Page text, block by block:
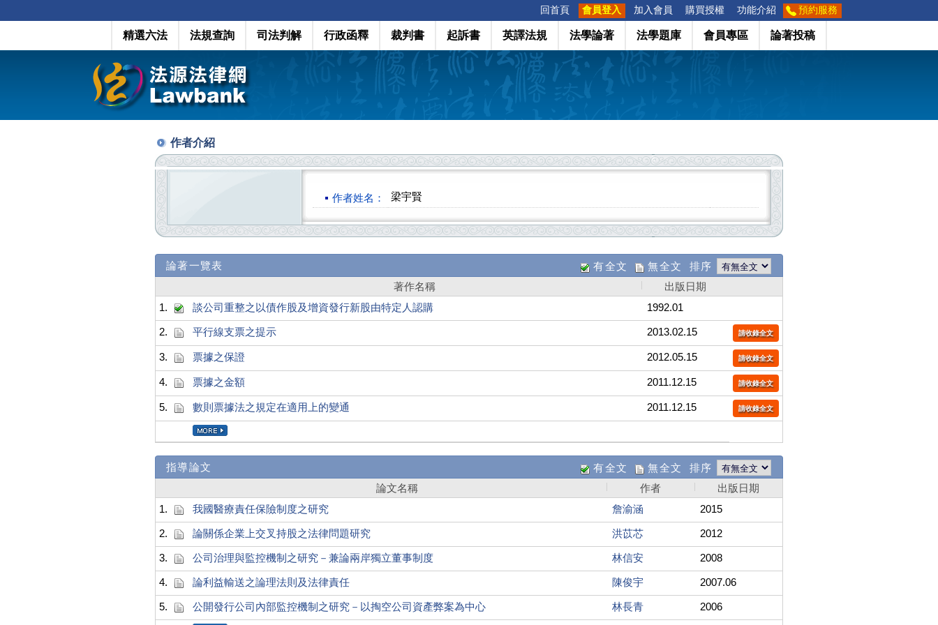
回首頁 會員登入 加入會員 購買授權 功能介紹 預約服務
精選六法 法規查詢 司法判解 行政函釋 裁判書 起訴書 英譯法規 法學論著 法學題庫 會員專區 論著投稿
作者介紹
作者姓名： 梁宇賢
論著一覽表 有全文 無全文 排序
著作名稱
出版日期
1.
談公司重整之以債作股及增資發行新股由特定人認購 1992.01
2. 平行線支票之提示 2013.02.15 請收錄全文
3. 票據之保證 2012.05.15 請收錄全文
4. 票據之金額 2011.12.15 請收錄全文
5. 數則票據法之規定在適用上的變通 2011.12.15 請收錄全文
指導論文 有全文 無全文 排序
論文名稱 作者
出版日期
1.
我國醫療責任保險制度之研究 詹渝涵 2015
2. 論關係企業上交叉持股之法律問題研究 洪苡芯 2012
3. 公司治理與監控機制之研究－兼論兩岸獨立董事制度 林信安 2008
4. 論利益輸送之論理法則及法律責任 陳俊宇 2007.06
5. 公開發行公司內部監控機制之研究－以掏空公司資產弊案為中心 林長青 2006